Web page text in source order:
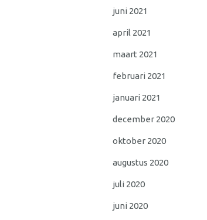
juni 2021
april 2021
maart 2021
februari 2021
januari 2021
december 2020
oktober 2020
augustus 2020
juli 2020
juni 2020